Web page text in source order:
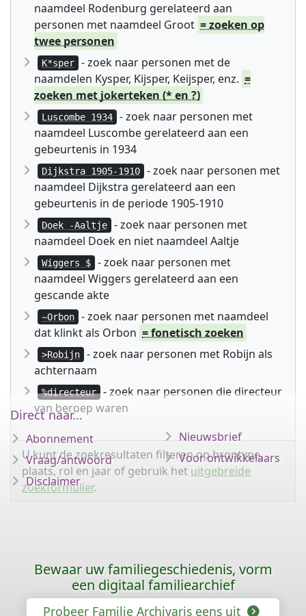
naamdeel Rodenburg gerelateerd aan
personen met naamdeel Groot = zoeken op
twee personen
K*sper
- zoek naar personen met de
naamdelen Kysper, Kijsper, Keijsper, enz. =
zoeken met jokerteken (* en ?)
Luscombe 1934
- zoek naar personen met
naamdeel Luscombe gerelateerd aan een
gebeurtenis in 1934
Dijkstra 1905-1910
- zoek naar personen met
naamdeel Dijkstra gerelateerd aan een
gebeurtenis in de periode 1905-1910
Doek -Aaltje
- zoek naar personen met
naamdeel Doek en niet naamdeel Aaltje
Wiggers $
- zoek naar personen met
naamdeel Wiggers gerelateerd aan een
gescande akte
~Orbon
- zoek naar personen met naamdeel
dat klinkt als Orbon = fonetisch zoeken
>Robijn
- zoek naar personen met Robijn als
achternaam
%directeur
- zoek naar personen die directeur
van beroep waren
U kunt de zoekresultaten filteren op brontype,
plaats, rol en jaar of gebruik het uitgebreide
zoekformulier.
Direct naar...
Abonnement
Vraag/antwoord
Disclaimer
Nieuwsbrief
Voor ontwikkelaars
Bewaar uw familiegeschiedenis, vorm
een digitaal familiearchief
Probeer Familie Archivaris eens uit